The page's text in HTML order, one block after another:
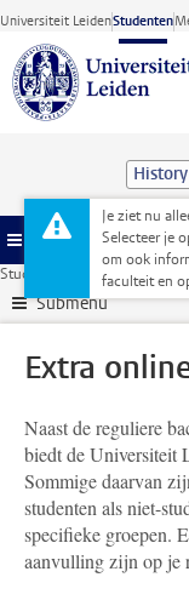
Ga direct naar de
Universiteit LeidenStudenten
Je ziet nu
Selecteer je
om ook
faculteit en
Menu
Studentenwebsite Extra
Submenu
Extra
Naast de reguliere
biedt de Universiteit
Sommige daarvan
studenten als niet-
specifieke groepen.
aanvulling zijn op je